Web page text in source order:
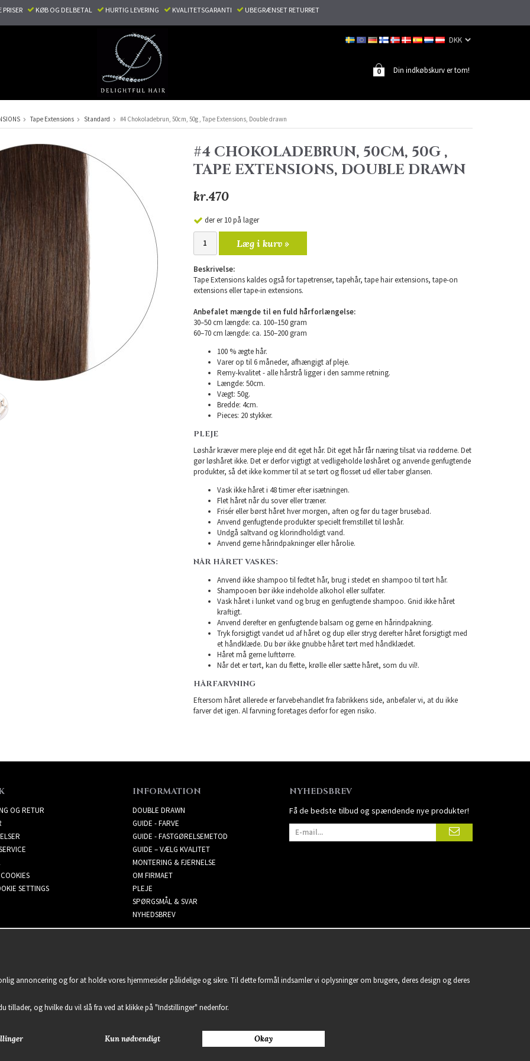
KØB OG DELBETAL HURTIG LEVERING KVALITETSGARANTI UBEGRÆNSET RETURRET
Din indkøbskurv er tom!
0
Tape Extensions Standard #4 Chokoladebrun, 50cm, 50g , Tape Extensions, Double drawn
#4 CHOKOLADEBRUN, 50CM, 50G ,
TAPE EXTENSIONS, DOUBLE DRAWN
kr.470
der er 10 på lager
Læg i kurv »
Beskrivelse:
Tape Extensions kaldes også for tapetrenser, tapehår, tape hair extensions, tape-on
extensions eller tape-in extensions.
Anbefalet mængde til en fuld hårforlængelse:
30–50 cm længde: ca. 100–150 gram
60–70 cm længde: ca. 150–200 gram
100 % ægte hår.
Varer op til 6 måneder, afhængigt af pleje.
Remy-kvalitet - alle hårstrå ligger i den samme retning.
Længde: 50cm.
Vægt: 50g.
Bredde: 4cm.
Pieces: 20 stykker.
PLEJE
Løshår kræver mere pleje end dit eget hår. Dit eget hår får næring tilsat via rødderne. Det
gør løshåret ikke. Det er derfor vigtigt at vedligeholde løshåret og anvende genfugtende
produkter, så det ikke kommer til at se tørt og flosset ud eller taber glansen.
Vask ikke håret i 48 timer efter isætningen.
Flet håret når du sover eller træner.
Frisér eller børst håret hver morgen, aften og før du tager brusebad.
Anvend genfugtende produkter specielt fremstillet til løshår.
Undgå saltvand og klorindholdigt vand.
Anvend gerne hårindpakninger eller hårolie.
NÅR HÅRET VASKES:
Anvend ikke shampoo til fedtet hår, brug i stedet en shampoo til tørt hår.
Shampooen bør ikke indeholde alkohol eller sulfater.
Vask håret i lunket vand og brug en genfugtende shampoo. Gnid ikke håret
kraftigt.
Anvend derefter en genfugtende balsam og gerne en hårindpakning.
Tryk forsigtigt vandet ud af håret og dup eller stryg derefter håret forsigtigt med
et håndklæde. Du bør ikke gnubbe håret tørt med håndklædet.
Håret må gerne lufttørre.
Når det er tørt, kan du flette, krølle eller sætte håret, som du vil!.
HÅRFARVNING
Eftersom håret allerede er farvebehandlet fra fabrikkens side, anbefaler vi, at du ikke
farver det igen. Al farvning foretages derfor for egen risiko.
OG RETUR
SETTINGS
INFORMATION
DOUBLE DRAWN
GUIDE - FARVE
GUIDE - FASTGØRELSEMETOD
GUIDE – VÆLG KVALITET
MONTERING & FJERNELSE
OM FIRMAET
PLEJE
SPØRGSMÅL & SVAR
NYHEDSBREV
NYHEDSBREV
Få de bedste tilbud og spændende nye produkter!
2021 Delightful Hair
annoncering og for at holde vores hjemmesider pålidelige og sikre. Til dette formål indsamler vi oplysninger om brugere, deres design og deres
tillader, og hvilke du vil slå fra ved at klikke på "Indstillinger" nedenfor.
Kun nødvendigt Okay